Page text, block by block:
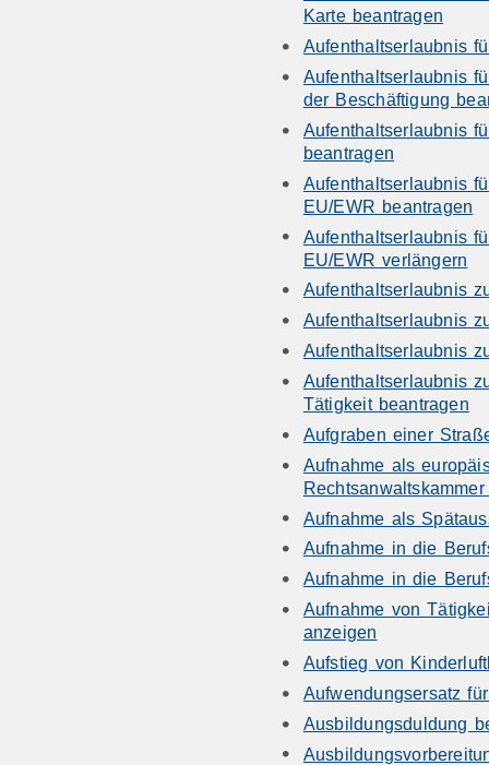
Karte beantragen
Aufenthaltserlaubnis
Aufenthaltserlaubnis
der Beschäftigung
Aufenthaltserlaubnis
beantragen
Aufenthaltserlaubnis
EU/EWR beantragen
Aufenthaltserlaubnis
EU/EWR verlängern
Aufenthaltserlaubnis
Aufenthaltserlaubnis
Aufenthaltserlaubnis
Aufenthaltserlaubnis
Tätigkeit beantragen
Aufgraben einer
Aufnahme als
Aufnahme als
Aufnahme in die
Aufnahme in die
Aufnahme von
anzeigen
Aufstieg von
Aufwendungsersatz
Ausbildungsduldung